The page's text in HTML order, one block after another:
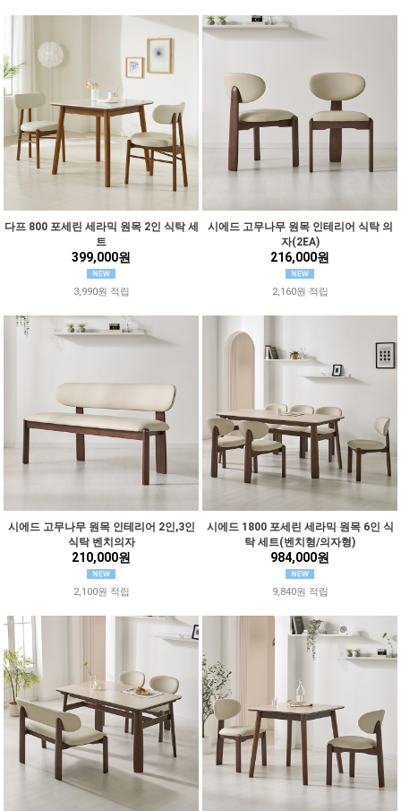
다프 800 포세린 세라믹 원목 2인 식탁 세
트
399,000원
3,990원 적립
시에드 고무나무 원목 인테리어 식탁 의
자(2EA)
216,000원
2,160원 적립
시에드 고무나무 원목 인테리어 2인,3인
식탁 벤치의자
210,000원
2,100원 적립
시에드 1800 포세린 세라믹 원목 6인 식
탁 세트(벤치형/의자형)
984,000원
9,840원 적립